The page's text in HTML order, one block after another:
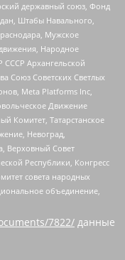
державный союз, Фонд
Штабы Навального,
Мужское
Народное
СССР Архангельской
Союз Советских Светлых
Meta Platforms Inc,
Движение
Комитет, Татарстанское
Невоград,
Верховный Совет
Республики, Конгресс
совета народных
объединение,
7822/ данные